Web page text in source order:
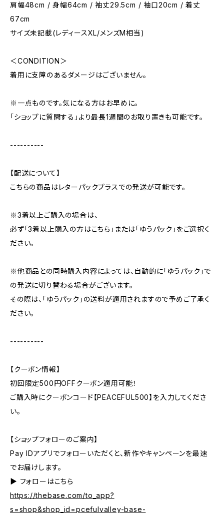
肩幅48cm / 身幅64cm / 袖丈29.5cm / 袖口20cm / 着丈
67cm
サイズ未記載(レディースXL/メンズM相当)
＜CONDITION＞
着用に支障のあるダメージはございません。
※一点ものです。気になる方はお早めに。
「ショップに質問する」より最長1週間のお取り置きも可能です。
----------
【配送について】
こちらの商品はレターパックプラスでの発送が可能です。
※3着以上ご購入の場合は、
必ず「3着以上購入の方はこちら」または「ゆうパック」をご選択く
ださい。
※他商品との同時購入内容によっては、自動的に「ゆうパック」で
の発送に切り替わる場合がございます。
その際は、「ゆうパック」の送料が適用されますので予めご了承く
ださい。
----------
【クーポン情報】
初回限定500円OFFクーポン適用可能！
ご購入時にクーポンコード【PEACEFUL500】を入力してくださ
い。
【ショップフォローのご案内】
Pay IDアプリでフォローいただくと、新作やキャンペーンを最速
でお届けします。
▶︎ フォローはこちら
https://thebase.com/to_app?
s=shop&shop_id=pcefulvalley-base-